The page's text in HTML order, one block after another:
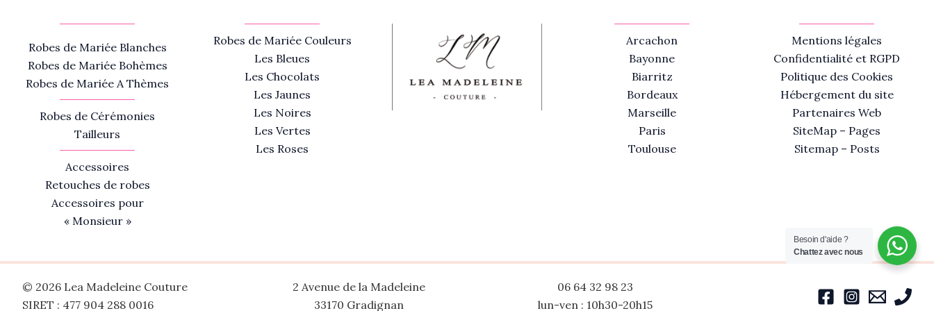
Robes de Mariée Blanches
Robes de Mariée Bohèmes
Robes de Mariée A Thèmes
Robes de Cérémonies
Tailleurs
Accessoires
Retouches de robes
Accessoires pour
« Monsieur »
Robes de Mariée Couleurs
Les Bleues
Les Chocolats
Les Jaunes
Les Noires
Les Vertes
Les Roses
Arcachon
Bayonne
Biarritz
Bordeaux
Marseille
Paris
Toulouse
Mentions légales
Confidentialité et RGPD
Politique des Cookies
Hébergement du site
Partenaires Web
SiteMap – Pages
Sitemap – Posts
© 2026 Lea Madeleine Couture
SIRET : 477 904 288 0016
2 Avenue de la Madeleine
33170 Gradignan
06 64 32 98 23
lun-ven : 10h30-20h15
Besoin d'aide ?
Chattez avec nous